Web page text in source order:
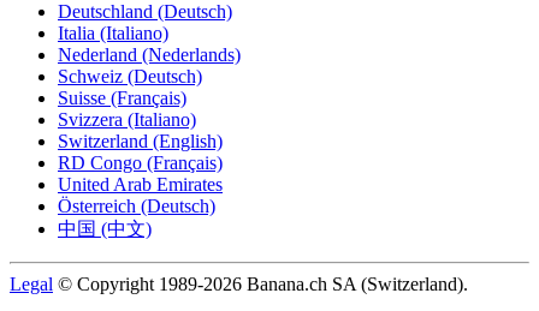
Deutschland (Deutsch)
Italia (Italiano)
Nederland (Nederlands)
Schweiz (Deutsch)
Suisse (Français)
Svizzera (Italiano)
Switzerland (English)
RD Congo (Français)
United Arab Emirates
Österreich (Deutsch)
中国 (中文)
Legal © Copyright 1989-2026 Banana.ch SA (Switzerland).